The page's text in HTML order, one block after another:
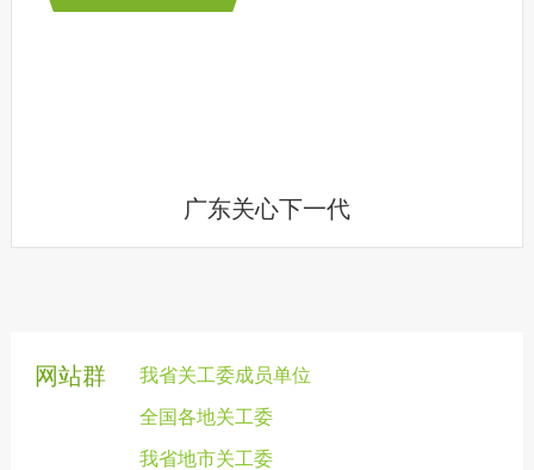
广东关心下一代
网站群 我省关工委成员单位
全国各地关工委
我省地市关工委